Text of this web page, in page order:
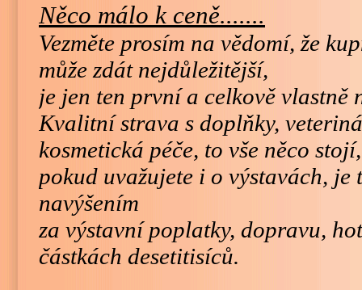
Něco málo k ceně.......
Vezměte prosím na vědomí, že
může zdát nejdůležitější,
je jen ten první a celkově vlastně
Kvalitní strava s doplňky,
kosmetická péče, to vše něco stojí,
pokud uvažujete i o výstavách,
navýšením
za výstavní poplatky, dopravu,
částkách desetitisíců.